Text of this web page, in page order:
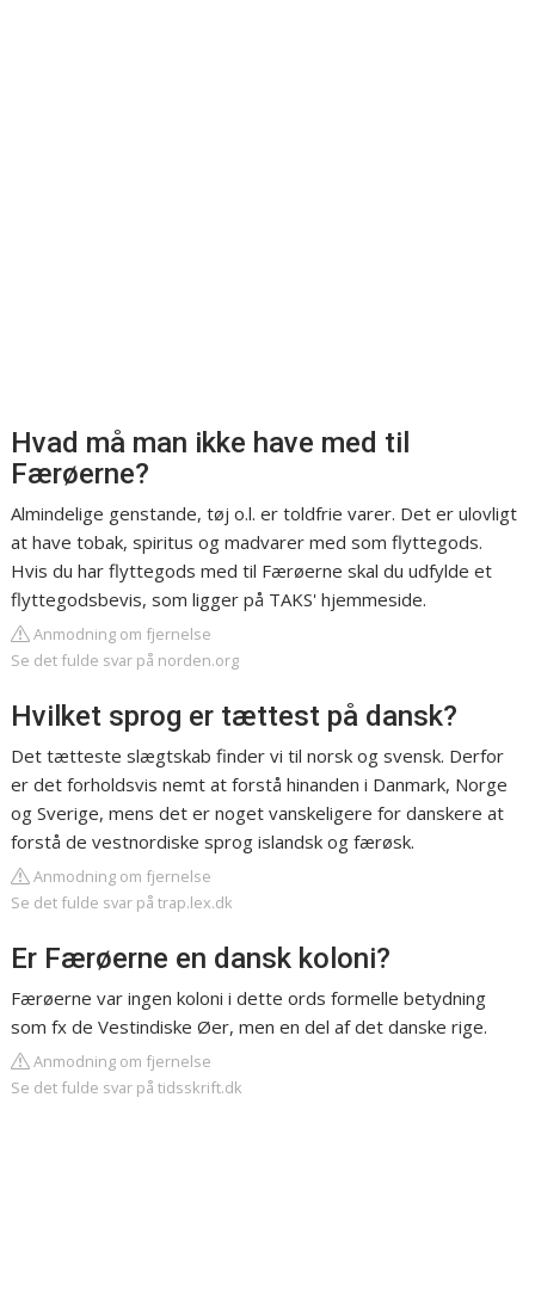
Hvad må man ikke have med til
Færøerne?
Almindelige genstande, tøj o.l. er toldfrie varer. Det er ulovligt
at have tobak, spiritus og madvarer med som flyttegods.
Hvis du har flyttegods med til Færøerne skal du udfylde et
flyttegodsbevis, som ligger på TAKS' hjemmeside.
Anmodning om fjernelse
Se det fulde svar på norden.org
Hvilket sprog er tættest på dansk?
Det tætteste slægtskab finder vi til norsk og svensk. Derfor
er det forholdsvis nemt at forstå hinanden i Danmark, Norge
og Sverige, mens det er noget vanskeligere for danskere at
forstå de vestnordiske sprog islandsk og færøsk.
Anmodning om fjernelse
Se det fulde svar på trap.lex.dk
Er Færøerne en dansk koloni?
Færøerne var ingen koloni i dette ords formelle betydning
som fx de Vestindiske Øer, men en del af det danske rige.
Anmodning om fjernelse
Se det fulde svar på tidsskrift.dk